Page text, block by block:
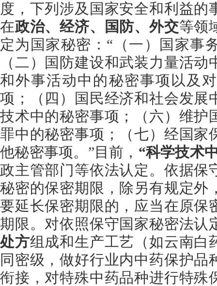
度，下列涉及国家安全和利益的
在政治、经济、国防、外交等领
定为国家秘密：“（一）国家事
（二）国防建设和武装力量活
和外事活动中的秘密事项以及
项；（四）国民经济和社会发展
技术中的秘密事项；（六）维护
罪中的秘密事项；（七）经国家
他秘密事项。”目前， “科学技术
政主管部门等依法认定。依据保
秘密的保密期限，除另有规定外
要延长保密期限的，应当在原保
期限。对依照保守国家秘密法认
处方组成和生产工艺（如云南白
同密级，做好行业内中药保护品
衔接，对特殊中药品种进行特殊